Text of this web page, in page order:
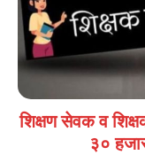
शिक्षण सेवक व
३०